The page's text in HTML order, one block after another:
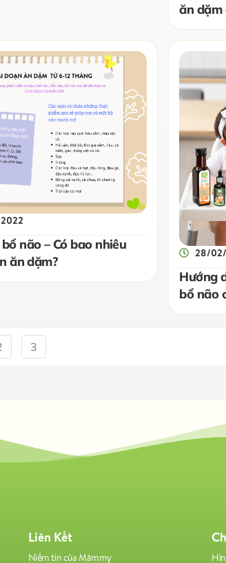
ăn dặm
tăng
não – Có bao nhiêu
ăn dặm?
28/
Hướng
bổ não
3
Liên Kết
Niềm tin của Mămmy